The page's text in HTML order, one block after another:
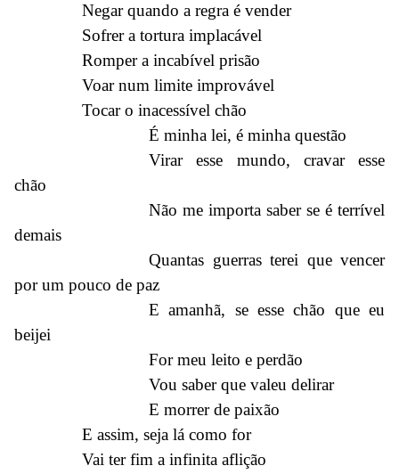
Negar quando a regra é vender
Sofrer a tortura implacável
Romper a incabível prisão
Voar num limite improvável
Tocar o inacessível chão
É minha lei, é minha questão
Virar esse mundo, cravar esse
chão
Não me importa saber se é terrível
demais
Quantas guerras terei que vencer
por um pouco de paz
E amanhã, se esse chão que eu
beijei
For meu leito e perdão
Vou saber que valeu delirar
E morrer de paixão
E assim, seja lá como for
Vai ter fim a infinita aflição